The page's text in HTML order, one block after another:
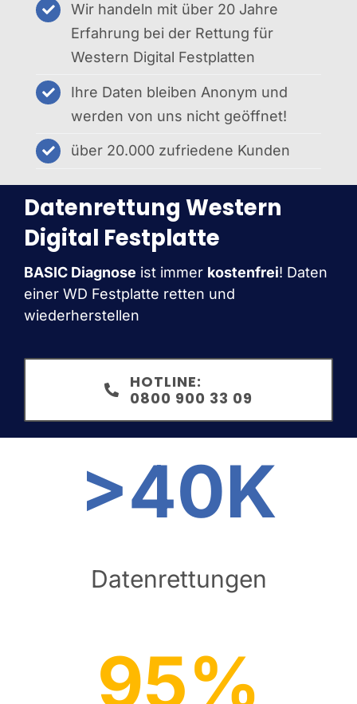
Wir handeln mit über 20 Jahre
Erfahrung bei der Rettung für
Western Digital Festplatten
Ihre Daten bleiben Anonym und
werden von uns nicht geöffnet!
über 20.000 zufriedene Kunden
Datenrettung Western
Digital Festplatte
BASIC Diagnose ist immer kostenfrei! Daten
einer WD Festplatte retten und
wiederherstellen
HOTLINE:
0800 900 33 09
>40K
Datenrettungen
95%